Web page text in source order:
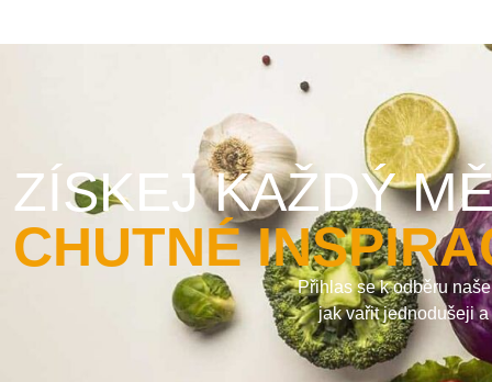
ZÍSKEJ KAŽDÝ
CHUTNÉ
Přihlas se k odběru
jak vařit jednodušeji